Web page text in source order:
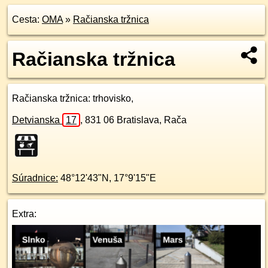
Cesta: OMA» Račianska tržnica
Račianska tržnica
Račianska tržnica: trhovisko,
Detvianska 17 , 831 06 Bratislava, Rača
Súradnice: 48°12'43"N , 17°9'15"E
Extra: